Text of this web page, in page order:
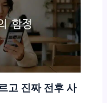
고 진짜 전후 사